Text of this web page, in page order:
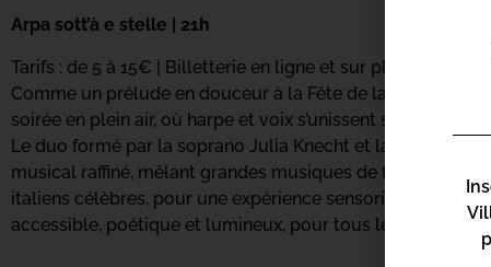
Arpa sott’à e stelle | 21h
Tarifs : de 5 à 15€ | Billetterie en ligne et sur place dès 20h
Comme un prélude en douceur à la Fête de la Musique,
soirée en plein air, où harpe et voix s’unissent sous le ciel
Le duo formé par la soprano Julia Knecht et la harpiste
musical raffiné, mêlant grandes musiques de films,
italiens célèbres, pour une expérience sensorielle et
accessible, poétique et lumineux, pour tous les